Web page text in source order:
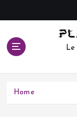
c
Home